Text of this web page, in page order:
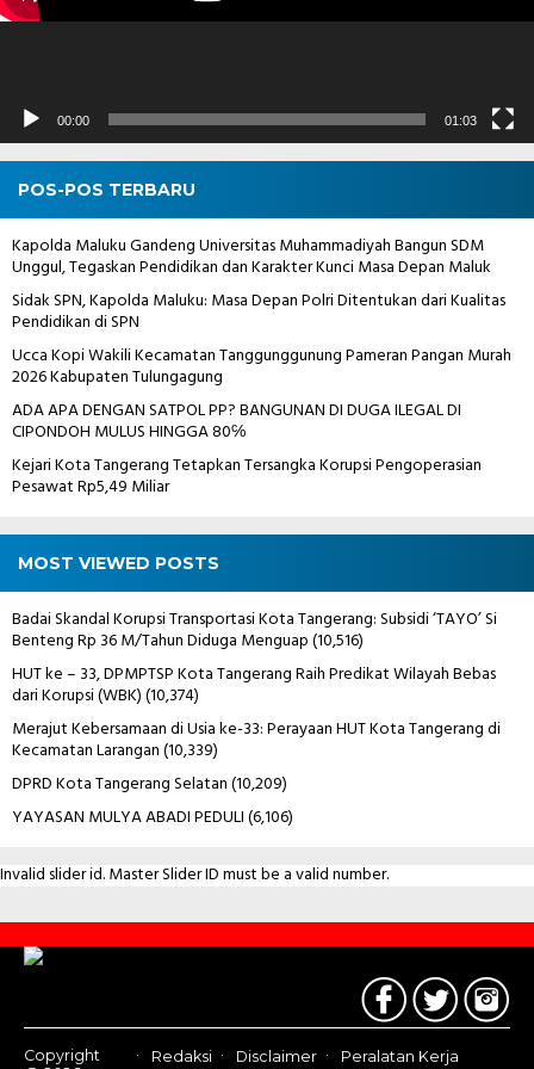
00:00 01:03
POS-POS TERBARU
Kapolda Maluku Gandeng Universitas Muhammadiyah Bangun SDM
Unggul, Tegaskan Pendidikan dan Karakter Kunci Masa Depan Maluk
Sidak SPN, Kapolda Maluku: Masa Depan Polri Ditentukan dari Kualitas
Pendidikan di SPN
Ucca Kopi Wakili Kecamatan Tanggunggunung Pameran Pangan Murah
2026 Kabupaten Tulungagung
ADA APA DENGAN SATPOL PP? BANGUNAN DI DUGA ILEGAL DI
CIPONDOH MULUS HINGGA 80℅
Kejari Kota Tangerang Tetapkan Tersangka Korupsi Pengoperasian
Pesawat Rp5,49 Miliar
MOST VIEWED POSTS
Badai Skandal Korupsi Transportasi Kota Tangerang: Subsidi ‘TAYO’ Si
Benteng Rp 36 M/Tahun Diduga Menguap(10,516)
HUT ke – 33, DPMPTSP Kota Tangerang Raih Predikat Wilayah Bebas
dari Korupsi (WBK)(10,374)
Merajut Kebersamaan di Usia ke-33: Perayaan HUT Kota Tangerang di
Kecamatan Larangan(10,339)
DPRD Kota Tangerang Selatan(10,209)
YAYASAN MULYA ABADI PEDULI(6,106)
Invalid slider id. Master Slider ID must be a valid number.
Contact
Us
Copyright
Redaksi Disclaimer Peralatan Kerja